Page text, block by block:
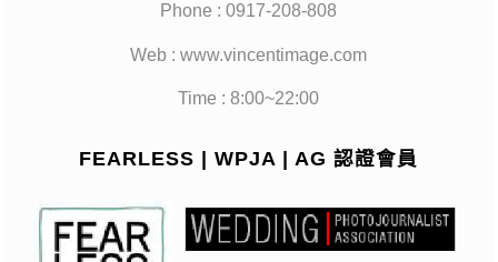
Phone : 0917-208-808
Web : www.vincentimage.com
Time : 8:00~22:00
FEARLESS | WPJA | AG 認證會員